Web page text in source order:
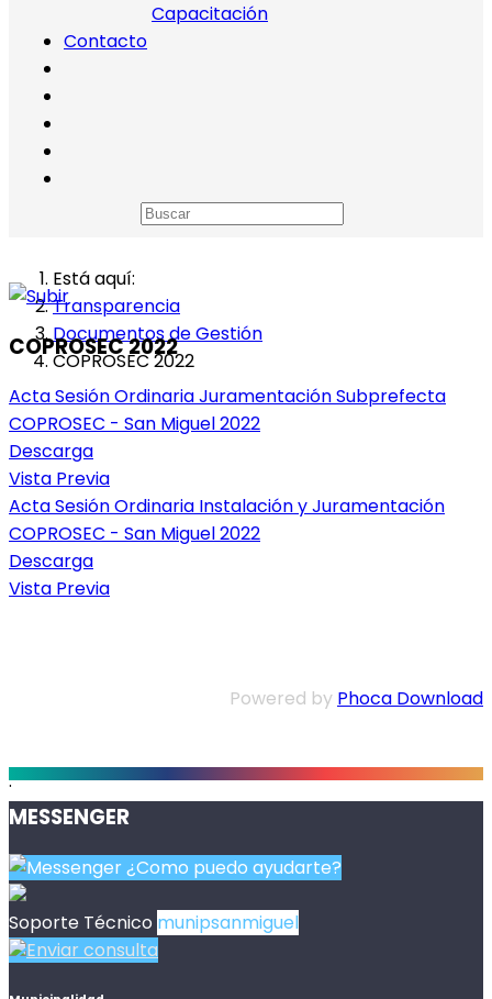
Capacitación
Contacto
Está aquí:
Transparencia
Documentos de Gestión
COPROSEC 2022
COPROSEC 2022
Acta Sesión Ordinaria Juramentación Subprefecta
COPROSEC - San Miguel 2022
Descarga
Vista Previa
Acta Sesión Ordinaria Instalación y Juramentación
COPROSEC - San Miguel 2022
Descarga
Vista Previa
Powered by Phoca Download
.
MESSENGER
¿Como puedo ayudarte?
Soporte Técnico munipsanmiguel
Enviar consulta